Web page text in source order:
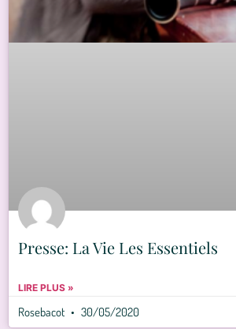
Presse: La Vie Les Essentiels
LIRE PLUS »
Rosebacot 30/05/2020